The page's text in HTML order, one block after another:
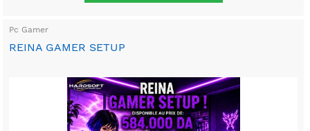
Pc Gamer
REINA GAMER SETUP